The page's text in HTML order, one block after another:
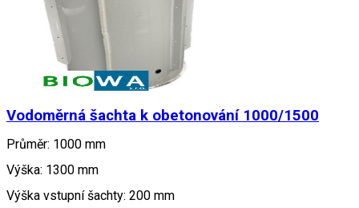
Vodoměrná šachta k obetonování 1000/1500
Průměr: 1000 mm
Výška: 1300 mm
Výška vstupní šachty: 200 mm